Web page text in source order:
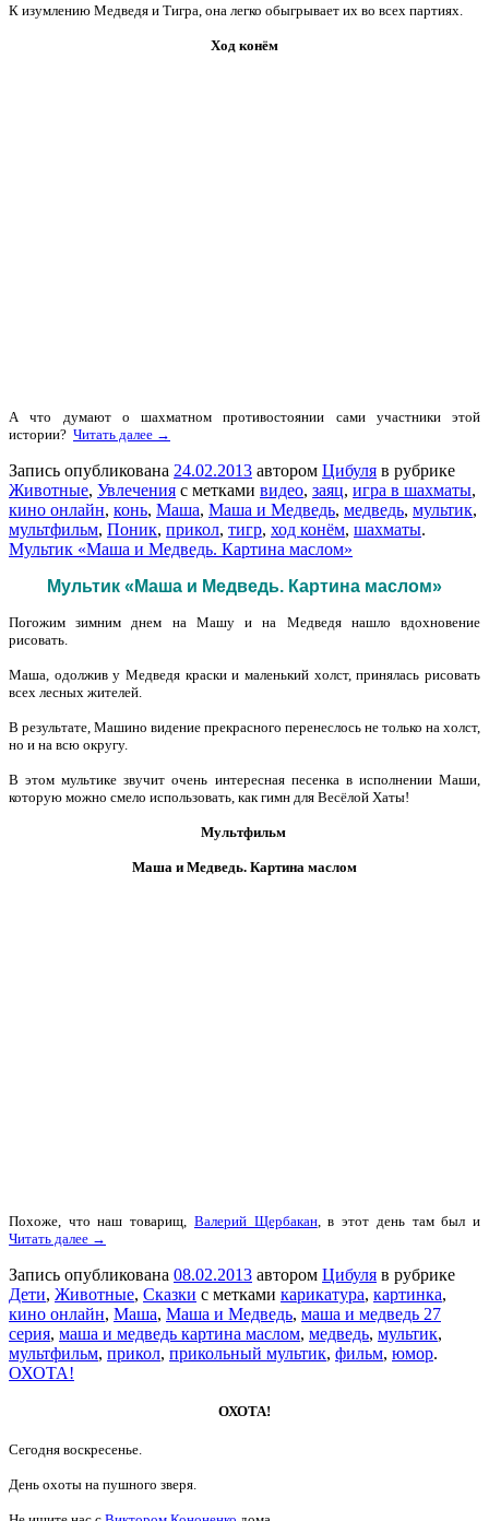
К изумлению Медведя и Тигра, она легко обыгрывает их во всех партиях.
Ход конём
А что думают о шахматном противостоянии сами участники этой
истории? Читать далее →
Запись опубликована 24.02.2013 автором Цибуля в рубрике
Животные, Увлечения с метками видео, заяц, игра в шахматы,
кино онлайн, конь, Маша, Маша и Медведь, медведь, мультик,
мультфильм, Поник, прикол, тигр, ход конём, шахматы.
Мультик «Маша и Медведь. Картина маслом»
Мультик «Маша и Медведь. Картина маслом»
Погожим зимним днем на Машу и на Медведя нашло вдохновение
рисовать.
Маша, одолжив у Медведя краски и маленький холст, принялась рисовать
всех лесных жителей.
В результате, Машино видение прекрасного перенеслось не только на холст,
но и на всю округу.
В этом мультике звучит очень интересная песенка в исполнении Маши,
которую можно смело использовать, как гимн для Весёлой Хаты!
Мультфильм
Маша и Медведь. Картина маслом
Похоже, что наш товарищ, Валерий Щербакан, в этот день там был и
Читать далее →
Запись опубликована 08.02.2013 автором Цибуля в рубрике
Дети, Животные, Сказки с метками карикатура, картинка,
кино онлайн, Маша, Маша и Медведь, маша и медведь 27
серия, маша и медведь картина маслом, медведь, мультик,
мультфильм, прикол, прикольный мультик, фильм, юмор.
ОХОТА!
ОХОТА!
Сегодня воскресенье.
День охоты на пушного зверя.